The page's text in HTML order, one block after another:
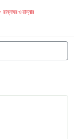
রান্নাঘর ও রান্নার